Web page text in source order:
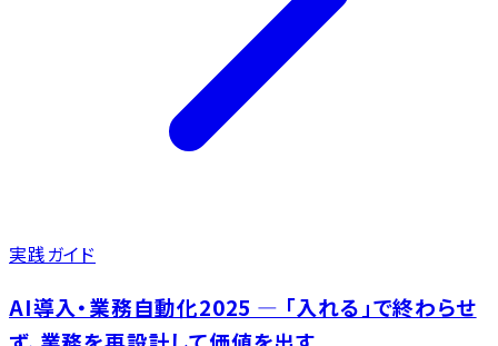
実践ガイド
AI導入・業務自動化2025 ― 「入れる」で終わらせ